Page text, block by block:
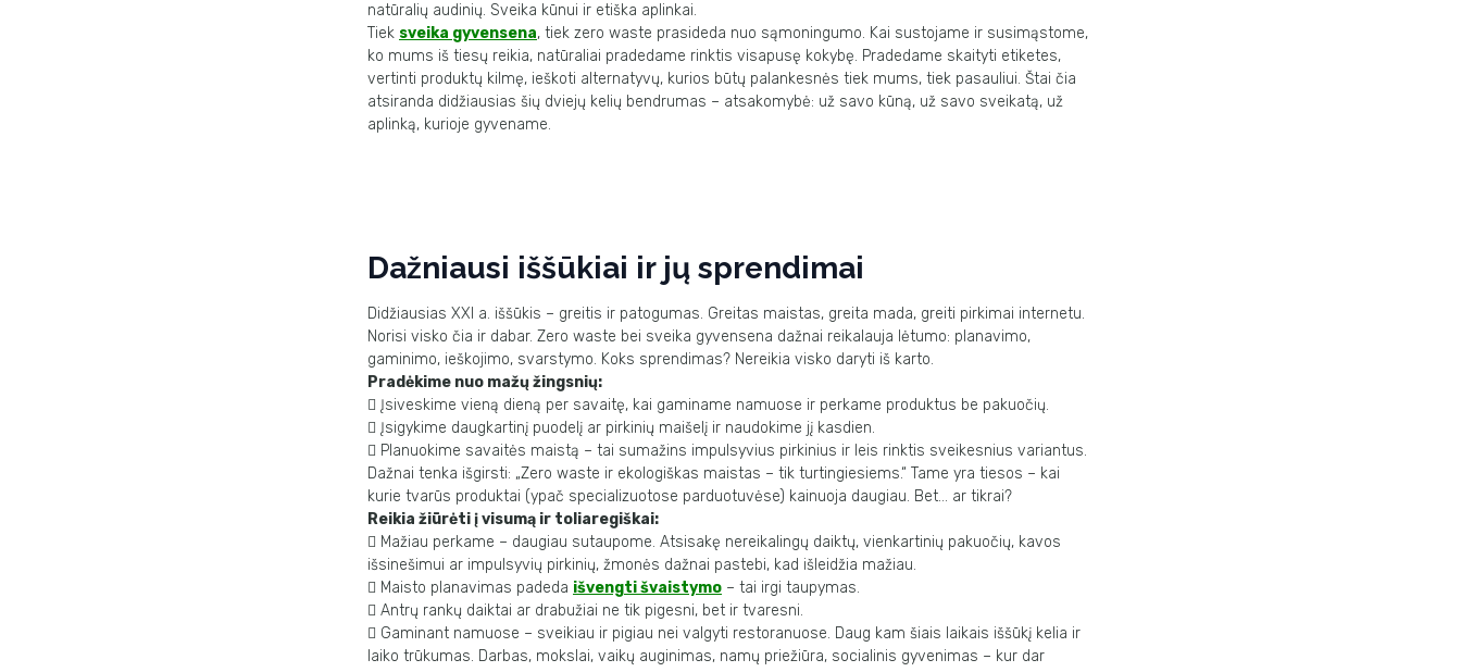
natūralių audinių. Sveika kūnui ir etiška aplinkai.
Tiek sveika gyvensena, tiek zero waste prasideda nuo sąmoningumo. Kai sustojame ir susimąstome,
ko mums iš tiesų reikia, natūraliai pradedame rinktis visapusę kokybę. Pradedame skaityti etiketes,
vertinti produktų kilmę, ieškoti alternatyvų, kurios būtų palankesnės tiek mums, tiek pasauliui. Štai čia
atsiranda didžiausias šių dviejų kelių bendrumas – atsakomybė: už savo kūną, už savo sveikatą, už
aplinką, kurioje gyvename.
Dažniausi iššūkiai ir jų sprendimai
Didžiausias XXI a. iššūkis – greitis ir patogumas. Greitas maistas, greita mada, greiti pirkimai internetu.
Norisi visko čia ir dabar. Zero waste bei sveika gyvensena dažnai reikalauja lėtumo: planavimo,
gaminimo, ieškojimo, svarstymo. Koks sprendimas? Nereikia visko daryti iš karto.
Pradėkime nuo mažų žingsnių:
 Įsiveskime vieną dieną per savaitę, kai gaminame namuose ir perkame produktus be pakuočių.
 Įsigykime daugkartinį puodelį ar pirkinių maišelį ir naudokime jį kasdien.
 Planuokime savaitės maistą – tai sumažins impulsyvius pirkinius ir leis rinktis sveikesnius variantus.
Dažnai tenka išgirsti: „Zero waste ir ekologiškas maistas – tik turtingiesiems.“ Tame yra tiesos – kai
kurie tvarūs produktai (ypač specializuotose parduotuvėse) kainuoja daugiau. Bet… ar tikrai?
Reikia žiūrėti į visumą ir toliaregiškai:
 Mažiau perkame – daugiau sutaupome. Atsisakę nereikalingų daiktų, vienkartinių pakuočių, kavos
išsinešimui ar impulsyvių pirkinių, žmonės dažnai pastebi, kad išleidžia mažiau.
 Maisto planavimas padeda išvengti švaistymo – tai irgi taupymas.
 Antrų rankų daiktai ar drabužiai ne tik pigesni, bet ir tvaresni.
 Gaminant namuose – sveikiau ir pigiau nei valgyti restoranuose. Daug kam šiais laikais iššūkį kelia ir
laiko trūkumas. Darbas, mokslai, vaikų auginimas, namų priežiūra, socialinis gyvenimas – kur dar